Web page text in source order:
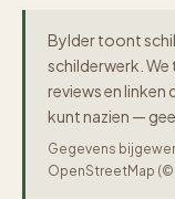
Bylder toont
schilderwerk.
reviews en
kunt nazien —
Gegevens
OpenStreetMap